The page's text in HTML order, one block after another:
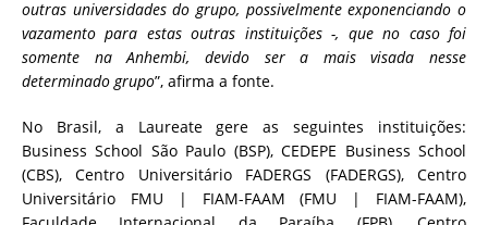
outras universidades do grupo, possivelmente exponenciando o
vazamento para estas outras instituições -, que no caso foi
somente na Anhembi, devido ser a mais visada nesse
determinado grupo”, afirma a fonte.
No Brasil, a Laureate gere as seguintes instituições:
Business School São Paulo (BSP), CEDEPE Business School
(CBS), Centro Universitário FADERGS (FADERGS), Centro
Universitário FMU | FIAM-FAAM (FMU | FIAM-FAAM),